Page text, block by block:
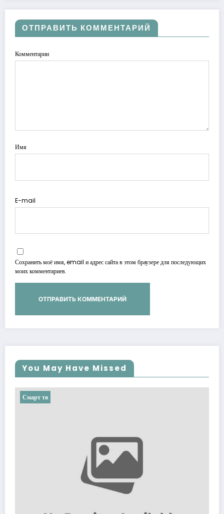
ОТПРАВИТЬ КОММЕНТАРИЙ
Комментарии
Имя
E-mail
Сохранить моё имя, email и адрес сайта в этом браузере для последующих
моих комментариев.
You May Have Missed
Смарт тв